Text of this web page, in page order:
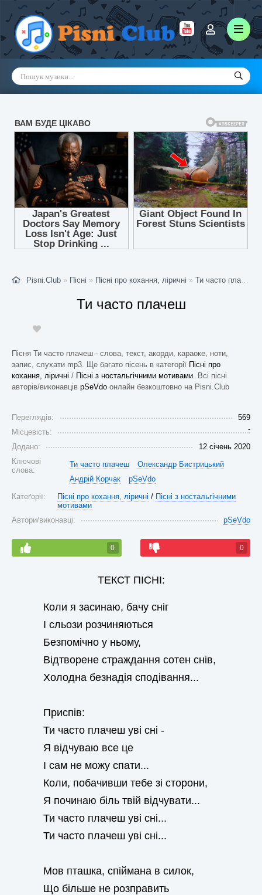
Pisni.Club » Пісні » Пісні про кохання, ліричні » Ти часто плачеш
Ти часто плачеш
Пісня Ти часто плачеш - слова, текст, акорди, караоке, ноти,
запис, слухати mp3. Ще багато пісень в категорії Пісні про
кохання, ліричні / Пісні з ностальгічними мотивами. Всі пісні
авторів/виконавців pSeVdo онлайн безкоштовно на Pisni.Club
Переглядів:
569
Місцевість:
-
Додано:
12 січень 2020
Ключові
слова:
Ти часто плачеш
Олександр Бистрицький
Андрій Корчак
pSeVdo
Катеґорії:
Пісні про кохання, ліричні / Пісні з ностальгічними
мотивами
Автори/виконавці:
pSeVdo
0 0
ТЕКСТ ПІСНІ:
Коли я засинаю, бачу сніг
І сльози розчиняються
Безпомічно у ньому,
Відтворене страждання сотен снів,
Холодна безнадія сподівання...
Приспів:
Ти часто плачеш уві сні -
Я відчуваю все це
І сам не можу спати...
Коли, побачивши тебе зі сторони,
Я починаю біль твій відчувати...
Ти часто плачеш уві сні...
Ти часто плачеш уві сні...
Мов пташка, спіймана в силок,
Що більше не розправить